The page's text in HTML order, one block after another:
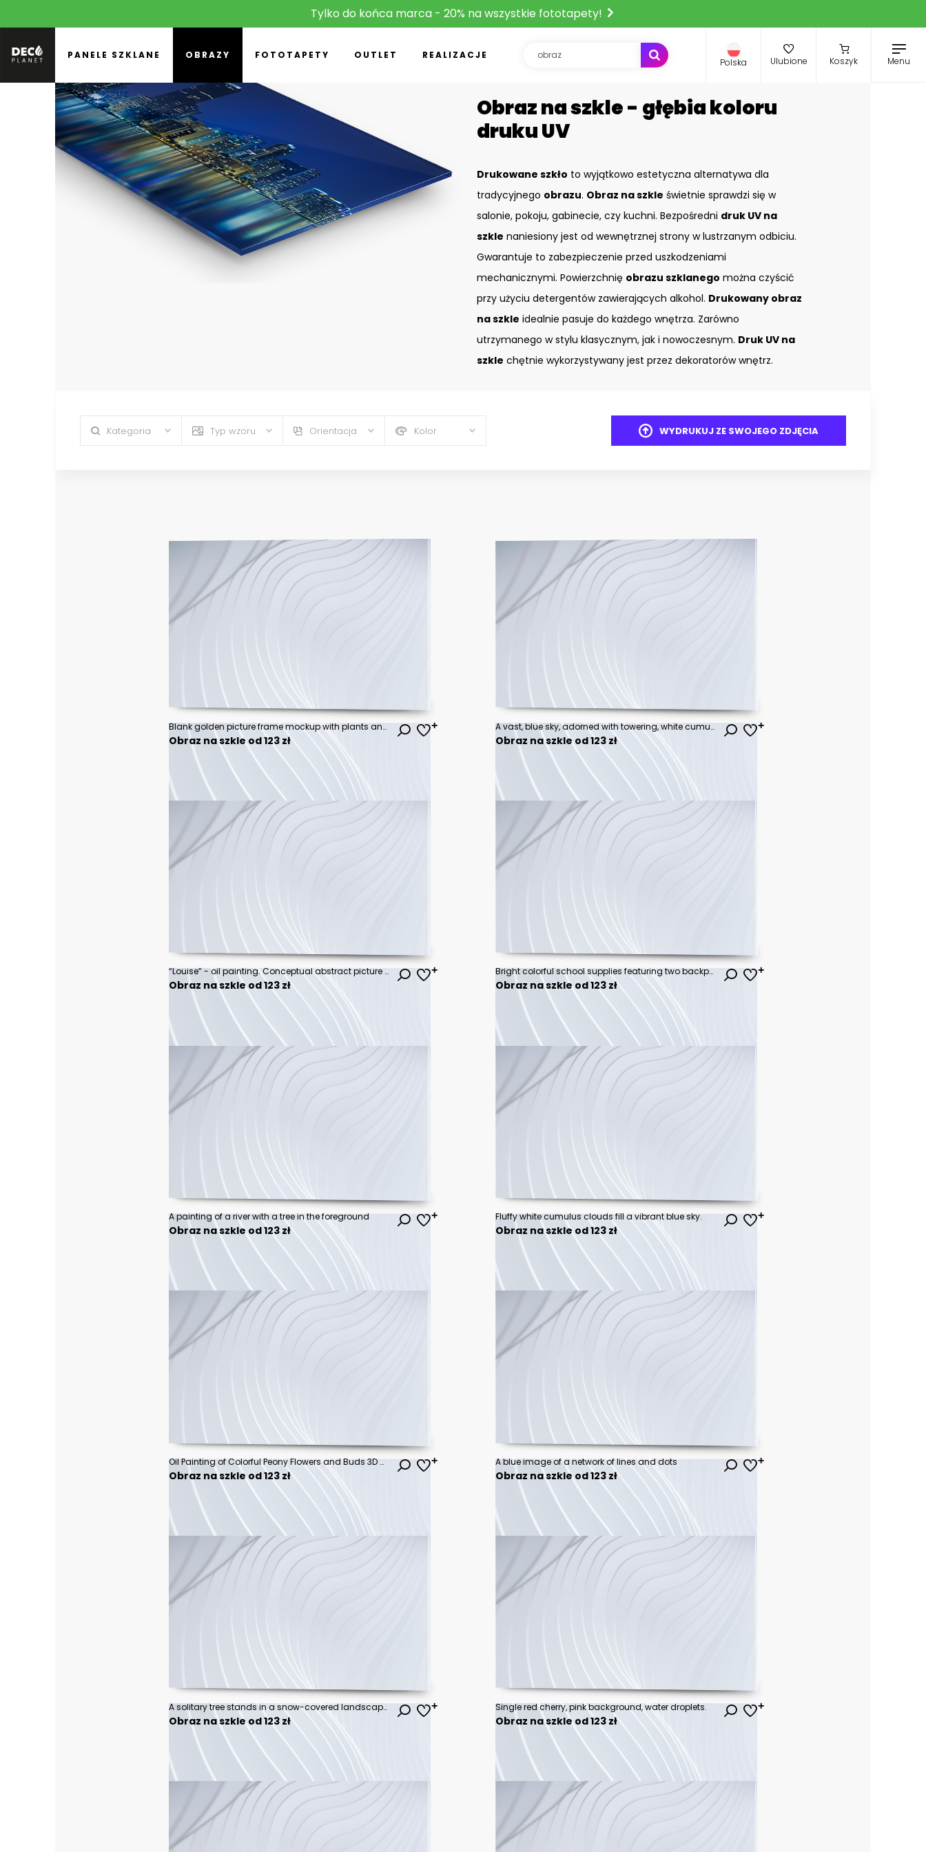
Tylko do końca marca - 20% na wszystkie fototapety!
PANELE SZKLANE OBRAZY FOTOTAPETY OUTLET REALIZACJE
Polska Ulubione Koszyk Menu
Obraz na szkle - głębia koloru
druku UV
Drukowane szkło to wyjątkowo estetyczna alternatywa dla
tradycyjnego obrazu. Obraz na szkle świetnie sprawdzi się w
salonie, pokoju, gabinecie, czy kuchni. Bezpośredni druk UV na
szkle naniesiony jest od wewnętrznej strony w lustrzanym odbiciu.
Gwarantuje to zabezpieczenie przed uszkodzeniami
mechanicznymi. Powierzchnię obrazu szklanego można czyścić
przy użyciu detergentów zawierających alkohol. Drukowany obraz
na szkle idealnie pasuje do każdego wnętrza. Zarówno
utrzymanego w stylu klasycznym, jak i nowoczesnym. Druk UV na
szkle chętnie wykorzystywany jest przez dekoratorów wnętrz.
Kategoria Typ wzoru Orientacja Kolor WYDRUKUJ ZE SWOJEGO ZDJĘCIA
Blank golden picture frame mockup with plants and candle
Obraz na szkle od 123 zł
A vast, blue sky, adorned with towering, white cumulus clouds, a symphony of fluffy shapes against the azure canvas, painting a serene and majestic spectacle.
Obraz na szkle od 123 zł
“Louise” - oil painting. Conceptual abstract picture of a beautiful girl. On the background is written text from a book. Conceptual abstract closeup of an oil painting and palette knife on canvas.
Obraz na szkle od 123 zł
Bright colorful school supplies featuring two backpacks surrounded by various stationery items on a flat background
Obraz na szkle od 123 zł
A painting of a river with a tree in the foreground
Obraz na szkle od 123 zł
Fluffy white cumulus clouds fill a vibrant blue sky.
Obraz na szkle od 123 zł
Oil Painting of Colorful Peony Flowers and Buds 3D Wallpaper for cover, mural wall art, invitation, poster, canvas print, wall decor painting design
Obraz na szkle od 123 zł
A blue image of a network of lines and dots
Obraz na szkle od 123 zł
A solitary tree stands in a snow-covered landscape under a sky painted with vibrant hues of pink and orange, a stark contrast against the pristine white expanse.
Obraz na szkle od 123 zł
Single red cherry, pink background, water droplets.
Obraz na szkle od 123 zł